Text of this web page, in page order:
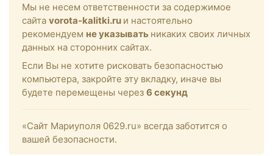
Мы не несем ответственности за содержимое
сайта vorota-kalitki.ru и настоятельно
рекомендуем не указывать никаких своих личных
данных на сторонних сайтах.
Если Вы не хотите рисковать безопасностью
компьютера, закройте эту вкладку, иначе вы
будете перемещены через 6 секунд
«Сайт Мариуполя 0629.ru» всегда заботится о
вашей безопасности.